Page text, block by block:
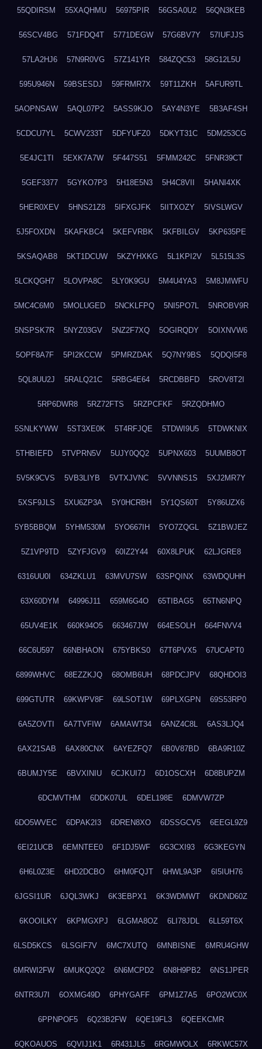
55QDIRSM 55XAQHMU 56975PIR 56GSA0U2 56QN3KEB
56SCV4BG 571FDQ4T 5771DEGW 57G6BV7Y 57IUFJJS
57LA2HJ6 57N9R0VG 57Z141YR 584ZQC53 58G12L5U
595U946N 59BSESDJ 59FRMR7X 59T11ZKH 5AFUR9TL
5AOPNSAW 5AQL07P2 5ASS9KJO 5AY4N3YE 5B3AF4SH
5CDCU7YL 5CWV233T 5DFYUFZ0 5DKYT31C 5DM253CG
5E4JC1TI 5EXK7A7W 5F447S51 5FMM242C 5FNR39CT
5GEF3377 5GYKO7P3 5H18E5N3 5H4C8VII 5HANI4XK
5HER0XEV 5HNS21Z8 5IFXGJFK 5IITXOZY 5IVSLWGV
5J5FOXDN 5KAFKBC4 5KEFVRBK 5KFBILGV 5KP635PE
5KSAQAB8 5KT1DCUW 5KZYHXKG 5L1KPI2V 5L515L3S
5LCKQGH7 5LOVPA8C 5LY0K9GU 5M4U4YA3 5M8JMWFU
5MC4C6M0 5MOLUGED 5NCKLFPQ 5NI5PO7L 5NROBV9R
5NSPSK7R 5NYZ03GV 5NZ2F7XQ 5OGIRQDY 5OIXNVW6
5OPF8A7F 5PI2KCCW 5PMRZDAK 5Q7NY9BS 5QDQI5F8
5QL8UU2J 5RALQ21C 5RBG4E64 5RCDBBFD 5ROV8T2I
5RP6DWR8 5RZ72FTS 5RZPCFKF 5RZQDHMO
5SNLKYWW 5ST3XE0K 5T4RFJQE 5TDWI9U5 5TDWKNIX
5THBIEFD 5TVPRN5V 5UJY0QQ2 5UPNX603 5UUMB8OT
5V5K9CVS 5VB3LIYB 5VTXJVNC 5VVNNS1S 5XJ2MR7Y
5XSF9JLS 5XU6ZP3A 5Y0HCRBH 5Y1QS60T 5Y86UZX6
5YB5BBQM 5YHM530M 5YO667IH 5YO7ZQGL 5Z1BWJEZ
5Z1VP9TD 5ZYFJGV9 60IZ2Y44 60X8LPUK 62LJGRE8
6316UU0I 634ZKLU1 63MVU7SW 63SPQINX 63WDQUHH
63X60DYM 64996J11 659M6G4O 65TIBAG5 65TN6NPQ
65UV4E1K 660K94O5 663467JW 664ESOLH 664FNVV4
66C6U597 66NBHAON 675YBKS0 67T6PVX5 67UCAPT0
6899WHVC 68EZZKJQ 68OMB6UH 68PDCJPV 68QHDOI3
699GTUTR 69KWPV8F 69LSOT1W 69PLXGPN 69S53RP0
6A5ZOVTI 6A7TVFIW 6AMAWT34 6ANZ4C8L 6AS3LJQ4
6AX21SAB 6AX80CNX 6AYEZFQ7 6B0V87BD 6BA9R10Z
6BUMJY5E 6BVXINIU 6CJKUI7J 6D1OSCXH 6D8BUPZM
6DCMVTHM 6DDK07UL 6DEL198E 6DMVW7ZP
6DO5WVEC 6DPAK2I3 6DREN8XO 6DSSGCV5 6EEGL9Z9
6EI21UCB 6EMNTEE0 6F1DJ5WF 6G3CXI93 6G3KEGYN
6H6L0Z3E 6HD2DCBO 6HM0FQJT 6HWL9A3P 6I5IUH76
6JGSI1UR 6JQL3WKJ 6K3EBPX1 6K3WDMWT 6KDND60Z
6KOOILKY 6KPMGXPJ 6LGMA8OZ 6LI78JDL 6LL59T6X
6LSD5KCS 6LSGIF7V 6MC7XUTQ 6MNBISNE 6MRU4GHW
6MRWI2FW 6MUKQ2Q2 6N6MCPD2 6N8H9PB2 6NS1JPER
6NTR3U7I 6OXMG49D 6PHYGAFF 6PM1Z7A5 6PO2WC0X
6PPNPOF5 6Q23B2FW 6QE19FL3 6QEEKCMR
6QKOAUOS 6QVIJ1K1 6R431JL5 6RGMWOLX 6RKWC57X